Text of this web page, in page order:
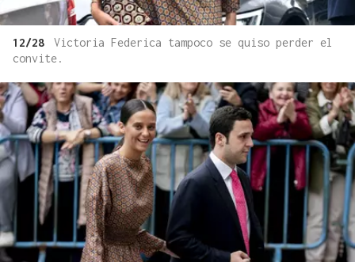
12/28
Victoria Federica tampoco se quiso perder el
convite.